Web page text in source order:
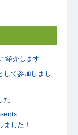
紹介します
して参加しまし
た
した！